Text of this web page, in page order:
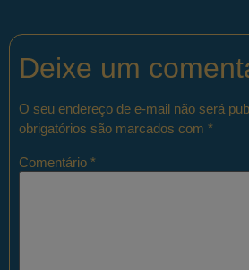
Deixe um
O seu endereço de e-mail não será
obrigatórios são marcados com *
Comentário *